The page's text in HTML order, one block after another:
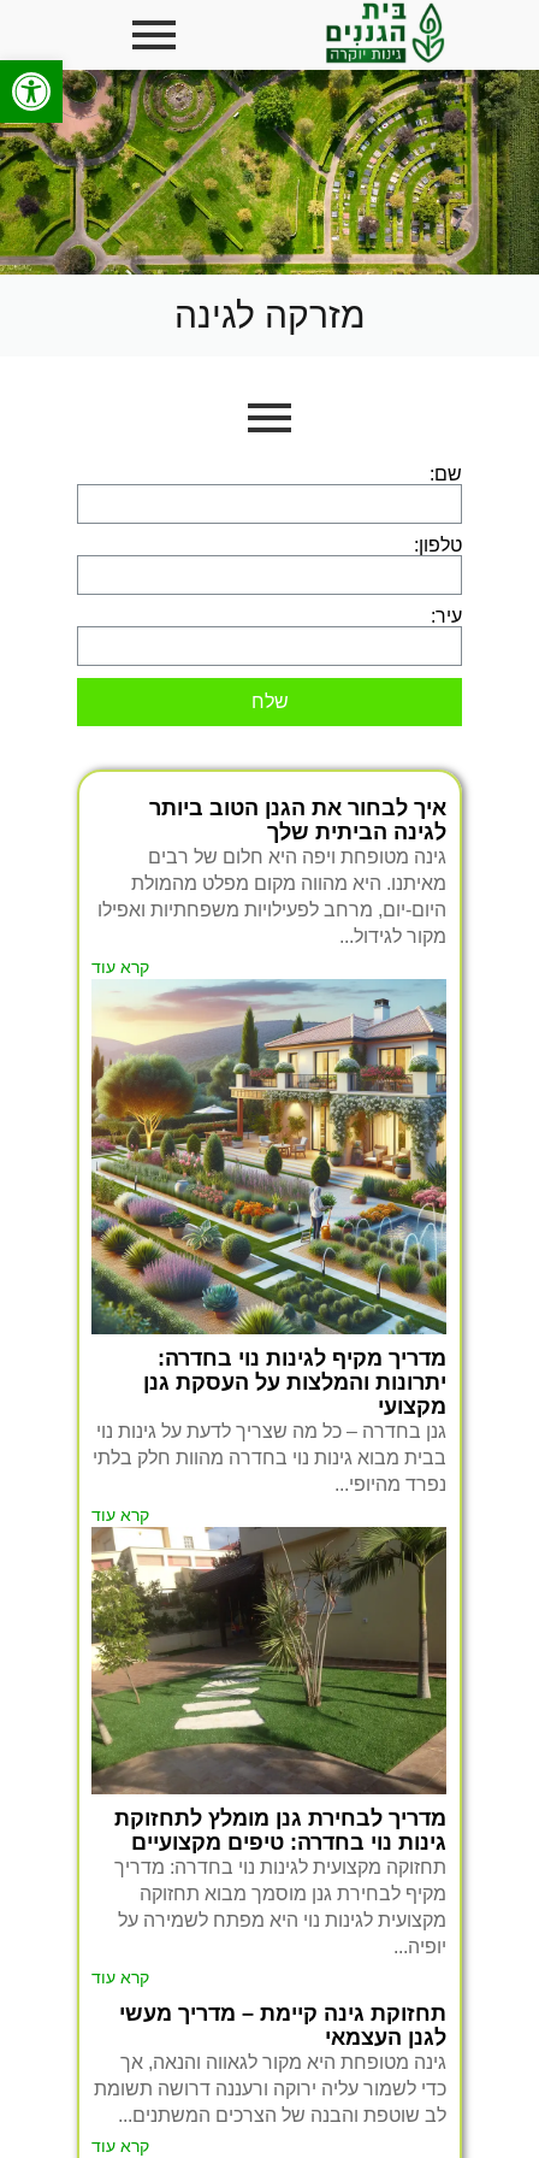
פתח
מזרקה לגינה
שם:
טלפון:
עיר:
שלח
איך לבחור את הגנן הטוב ביותר
לגינה הביתית שלך
גינה מטופחת ויפה היא חלום של רבים
מאיתנו. היא מהווה מקום מפלט מהמולת
היום-יום, מרחב לפעילויות משפחתיות ואפילו
מקור לגידול...
קרא עוד
מדריך מקיף לגינות נוי בחדרה:
יתרונות והמלצות על העסקת גנן
מקצועי
גנן בחדרה – כל מה שצריך לדעת על גינות נוי
בבית מבוא גינות נוי בחדרה מהוות חלק בלתי
נפרד מהיופי...
קרא עוד
מדריך לבחירת גנן מומלץ לתחזוקת
גינות נוי בחדרה: טיפים מקצועיים
תחזוקה מקצועית לגינות נוי בחדרה: מדריך
מקיף לבחירת גנן מוסמך מבוא תחזוקה
מקצועית לגינות נוי היא מפתח לשמירה על
יופיה...
קרא עוד
תחזוקת גינה קיימת – מדריך מעשי
לגנן העצמאי
גינה מטופחת היא מקור לגאווה והנאה, אך
כדי לשמור עליה ירוקה ורעננה דרושה תשומת
לב שוטפת והבנה של הצרכים המשתנים...
קרא עוד